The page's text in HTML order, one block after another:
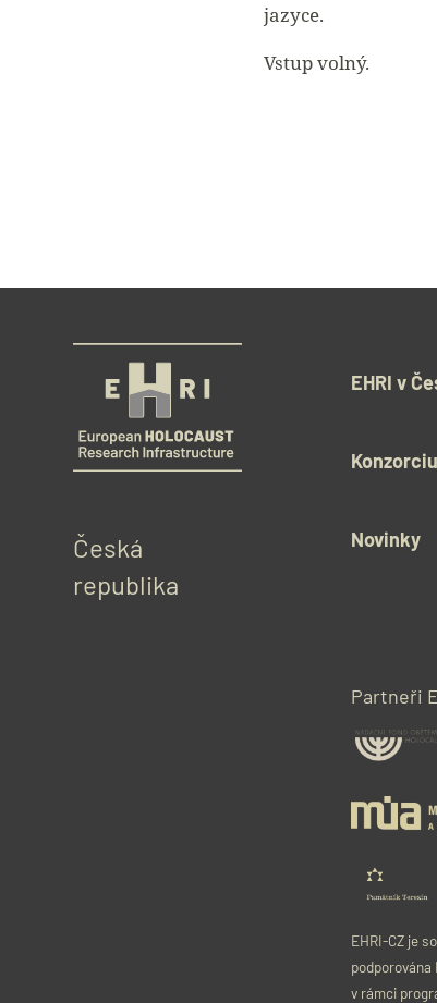
jazyce.
Vstup volný.
Česká
republika
EHRI v
Novinky
Partneři
EHRI-CZ je
v rámci